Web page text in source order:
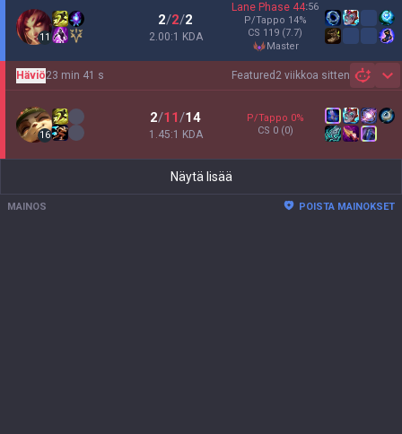
11
2/2/2
2.00:1 KDA
Lane Phase 44:56
P/Tappo 14%
CS 119 (7.7)
master
Featured 2 viikkoa sitten
Häviö23 min 41 s
16
2/11/14
1.45:1 KDA
P/Tappo 0%
CS 0 (0)
Näytä lisää
MAINOS POISTA MAINOKSET